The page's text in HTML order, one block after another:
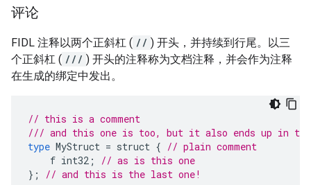
评论
FIDL 注释以两个正斜杠 ( // ) 开头，并持续到行尾。以三
个正斜杠 ( /// ) 开头的注释称为文档注释，并会作为注释
在生成的绑定中发出。
// this is a comment
/// and this one is too, but it also ends up in the
type MyStruct = struct { // plain comment
f int32 ;
// as is this one
};
// and this is the last one!